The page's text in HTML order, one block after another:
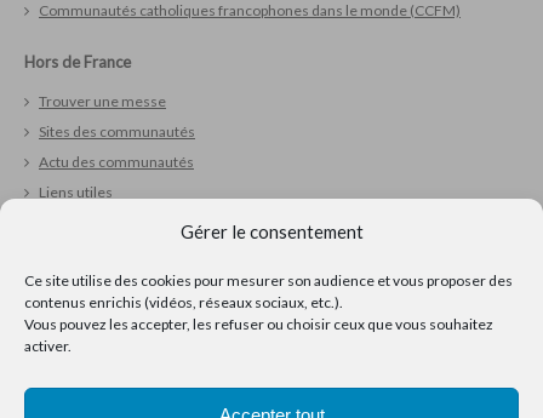
Gérer le consentement
Ce site utilise des cookies pour mesurer son audience et vous proposer des
contenus enrichis (vidéos, réseaux sociaux, etc.).
Vous pouvez les accepter, les refuser ou choisir ceux que vous souhaitez
activer.
Communautés catholiques francophones dans le monde (CCFM)
Hors de France
Trouver une messe
Sites des communautés
Actu des communautés
Liens utiles
Réfléchir
Prier
Ressources pour la pastorale